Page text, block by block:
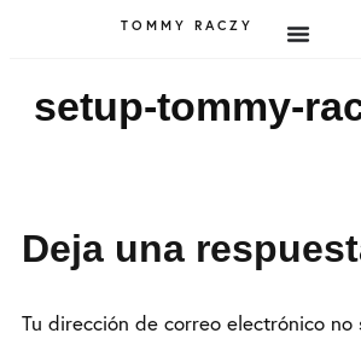
TOMMY RACZY
setup-tommy-
Deja una
Tu dirección de correo electrónico no